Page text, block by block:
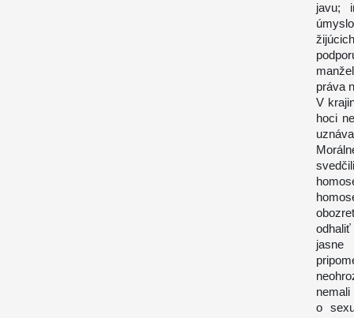
javu;
práva
V
hoci
jasne
o